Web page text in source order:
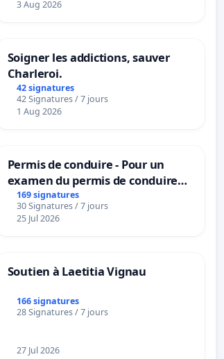
Strombeek en Het Voor
3 Aug 2026
Soigner les addictions, sauver
Charleroi.
42 signatures
42 Signatures / 7 jours
1 Aug 2026
Permis de conduire - Pour un
examen du permis de conduire
accessible dans plusieurs langues
à Bruxelles
169 signatures
30 Signatures / 7 jours
25 Jul 2026
Soutien à Laetitia Vignau
166 signatures
28 Signatures / 7 jours
27 Jul 2026